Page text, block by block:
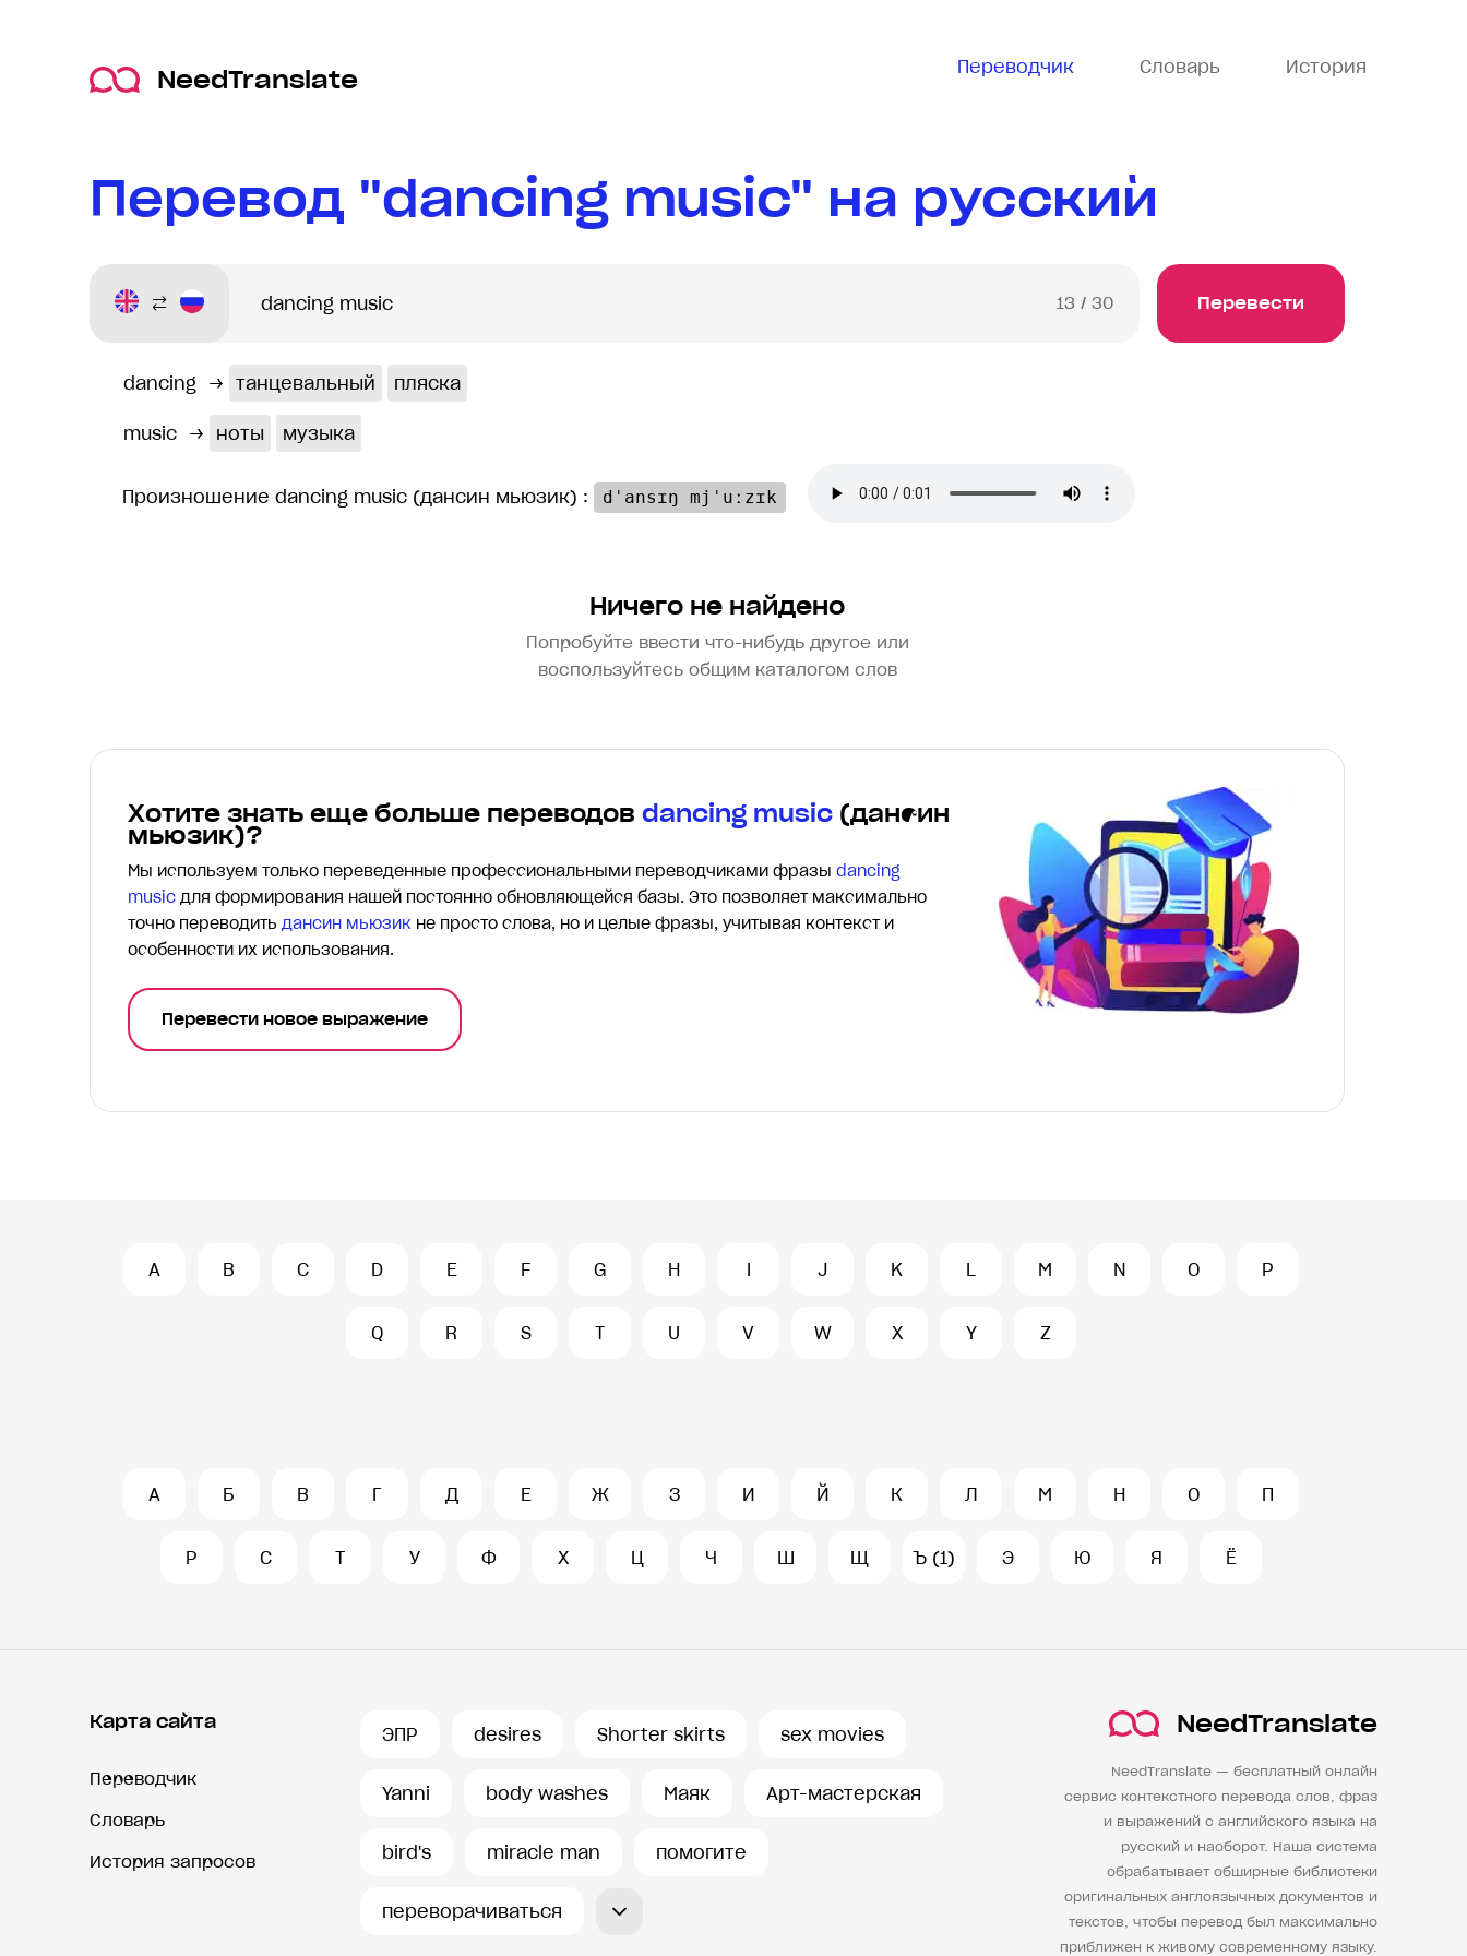
NeedTranslate Переводчик Словарь История
Перевод "dancing music" на русский
13 / 30 Перевести
dancing → танцевальный пляска
music → ноты музыка
Произношение dancing music (дансин мьюзик) : dˈansɪŋ mjˈuːzɪk
Ничего не найдено
Попробуйте ввести что-нибудь другое или
воспользуйтесь общим каталогом слов
Хотите знать еще больше переводов dancing music (дансин
мьюзик)?
Мы используем только переведенные профессиональными переводчиками фразы dancing
music для формирования нашей постоянно обновляющейся базы. Это позволяет максимально
точно переводить дансин мьюзик не просто слова, но и целые фразы, учитывая контекст и
особенности их использования.
Перевести новое выражение
A B C D E F G H I J K L M N O P
Q R S T U V W X Y Z
А Б В Г Д Е Ж З И Й К Л М Н О П
Р С Т У Ф Х Ц Ч Ш Щ Ъ (1) Э Ю Я Ё
Карта сайта
Переводчик
Словарь
История запросов
ЭПР desires Shorter skirts sex movies
Yanni body washes Маяк Арт-мастерская
bird's miracle man помогите
переворачиваться
NeedTranslate
NeedTranslate — бесплатный онлайн
сервис контекстного перевода слов, фраз
и выражений с английского языка на
русский и наоборот. Наша система
обрабатывает обширные библиотеки
оригинальных англоязычных документов и
текстов, чтобы перевод был максимально
приближен к живому современному языку.